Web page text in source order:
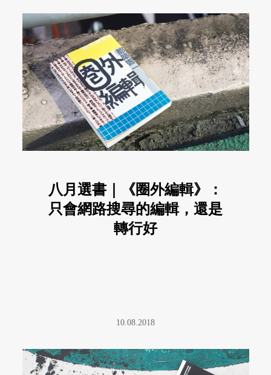
八月選書｜《圈外編輯》：
只會網路搜尋的編輯，還是
轉行好
10.08.2018